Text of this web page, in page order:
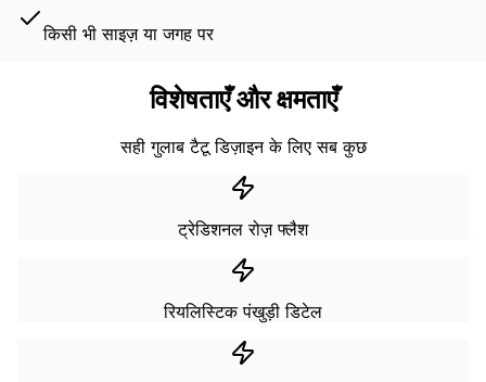
किसी भी साइज़ या जगह पर
विशेषताएँ और क्षमताएँ
सही गुलाब टैटू डिज़ाइन के लिए सब कुछ
ट्रेडिशनल रोज़ फ्लैश
रियलिस्टिक पंखुड़ी डिटेल